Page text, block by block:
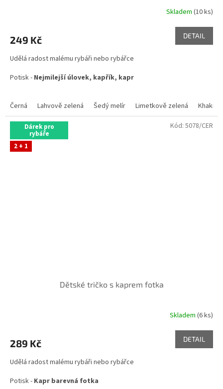
Skladem (10 ks)
249 Kč DETAIL
Udělá radost malému rybáři nebo rybářce
Potisk - Nejmilejší úlovek, kapřík, kapr
Černá Lahvově zelená Šedý melír Limetkově zelená Khaki
Dárek pro
rybáře
2 + 1
Dětské tričko s kaprem fotka
Skladem (6 ks)
289 Kč DETAIL
Udělá radost malému rybáři nebo rybářce
Potisk - Kapr barevná fotka
Kód: 5078/CER